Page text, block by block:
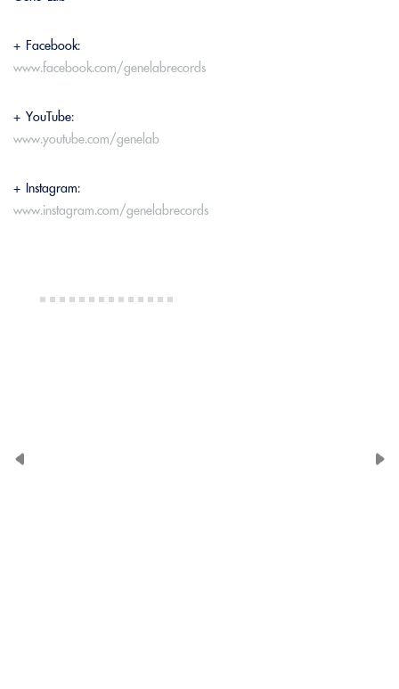
+ Facebook:
www.facebook.com/genelabrecords
+ YouTube:
www.youtube.com/genelab
+ Instagram:
www.instagram.com/genelabrecords